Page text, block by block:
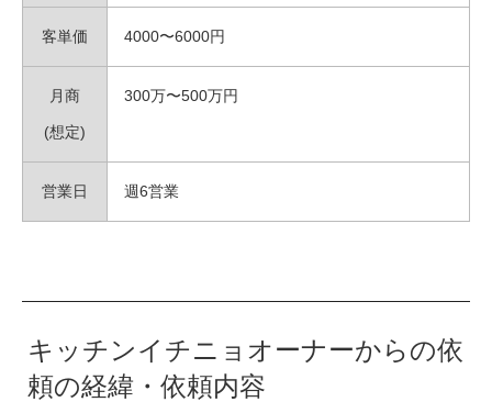
客単価 4000〜6000円
月商
(想定)
300万〜500万円
営業日 週6営業
キッチンイチニョオーナーからの依
頼の経緯・依頼内容